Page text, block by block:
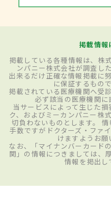
掲載情報
掲載している各種情報は、株
ンパニー株式会社が調査し
出来るだけ正確な情報掲載に
に保証するもの
掲載されている医療機関へ受
必ず該当の医療機関に
当サービスによって生じた
ク、およびミーカンパニー株
切負わないものとします。
手数ですがドクターズ・ファ
けますようお願
なお、「マイナンバーカード
関」の情報につきましては、
情報を掲出し